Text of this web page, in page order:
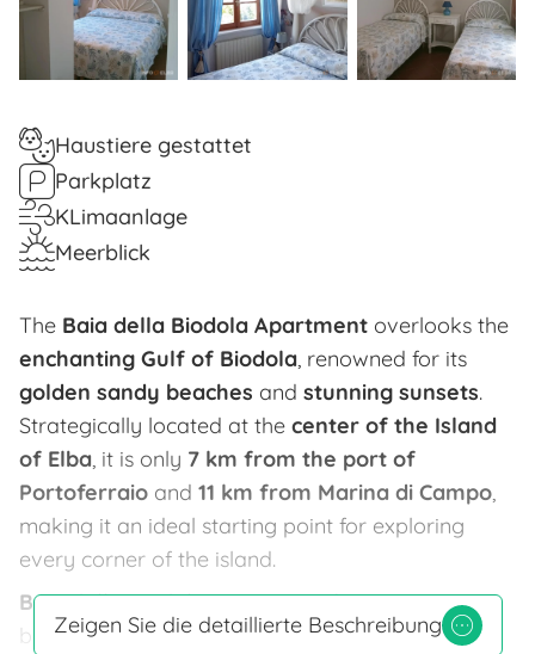
Haustiere gestattet
Parkplatz
KLimaanlage
Meerblick
The Baia della Biodola Apartment overlooks the
enchanting Gulf of Biodola, renowned for its
golden sandy beaches and stunning sunsets.
Strategically located at the center of the Island
of Elba, it is only 7 km from the port of
Portoferraio and 11 km from Marina di Campo,
making it an ideal starting point for exploring
every corner of the island.
Baia della Biodola Apartmentfeatures two
bedrooms, a bathroom, and a cozy living
Zeigen Sie die detaillierte Beschreibung